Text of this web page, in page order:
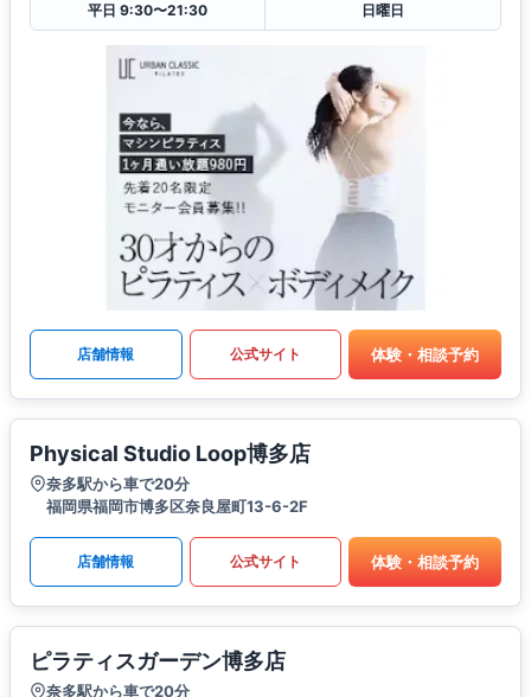
平日 9:30〜21:30
日曜日
店舗情報 公式サイト 体験・相談予約
Physical Studio Loop博多店
奈多駅から車で20分
福岡県福岡市博多区奈良屋町13-6-2F
店舗情報 公式サイト 体験・相談予約
ピラティスガーデン博多店
奈多駅から車で20分